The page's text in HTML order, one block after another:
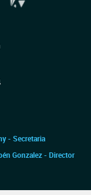
- Secretaria
Gonzalez - Director